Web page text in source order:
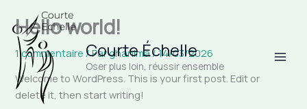
contenu
Courte Échelle
Oser plus loin, réussir ensemble
Hello world!
1 commentaire / Parghanima/14/03/2026
Welcome to WordPress. This is your first post. Edit or
delete it, then start writing!